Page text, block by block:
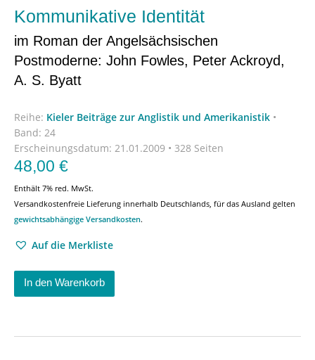
Kommunikative Identität
im Roman der Angelsächsischen
Postmoderne: John Fowles, Peter Ackroyd,
A. S. Byatt
Reihe: Kieler Beiträge zur Anglistik und Amerikanistik •
Band: 24
Erscheinungsdatum: 21.01.2009 • 328 Seiten
48,00 €
Enthält 7% red. MwSt.
Versandkostenfreie Lieferung innerhalb Deutschlands, für das Ausland gelten
gewichtsabhängige Versandkosten.
Auf die Merkliste
In den Warenkorb